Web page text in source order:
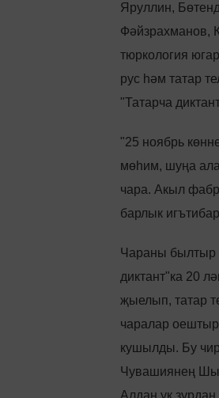
Яруллин,
Фәйзрахманов,
тюркология
рус һәм татар
"Татарча
"25 ноябрь
мөһим, шуңа
чара. Акыл
барлык
Чараны былтыр
диктант"ка 20
җыелып, татар
чаралар
кушылды. Бу чир
Чувашиянең
Алдан ук